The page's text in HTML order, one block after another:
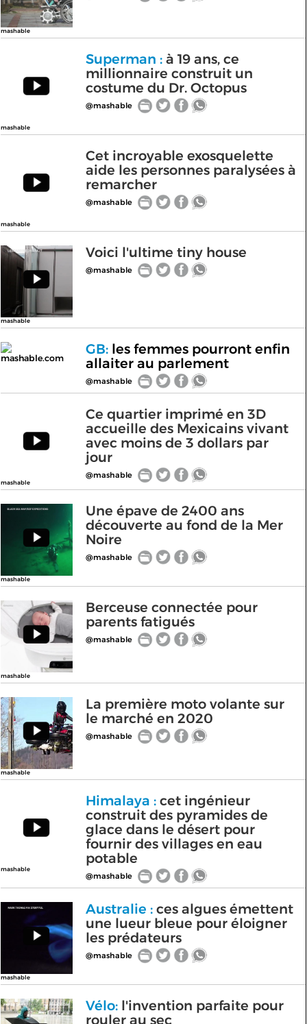
mashable
mashable
Superman :à 19 ans, ce
millionnaire construit un
costume du Dr. Octopus
@mashable
mashable
Cet incroyable exosquelette
aide les personnes paralysées à
remarcher
@mashable
mashable
Voici l'ultime tiny house
@mashable
mashable.com
GB:les femmes pourront enfin
allaiter au parlement
@mashable
mashable
Ce quartier imprimé en 3D
accueille des Mexicains vivant
avec moins de 3 dollars par
jour
@mashable
mashable
Une épave de 2400 ans
découverte au fond de la Mer
Noire
@mashable
mashable
Berceuse connectée pour
parents fatigués
@mashable
mashable
La première moto volante sur
le marché en 2020
@mashable
mashable
Himalaya :cet ingénieur
construit des pyramides de
glace dans le désert pour
fournir des villages en eau
potable
@mashable
mashable
Australie :ces algues émettent
une lueur bleue pour éloigner
les prédateurs
@mashable
Vélo:l'invention parfaite pour
rouler au sec